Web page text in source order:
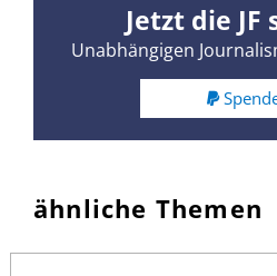
Jetzt die JF
Unabhängigen
ähnliche Themen